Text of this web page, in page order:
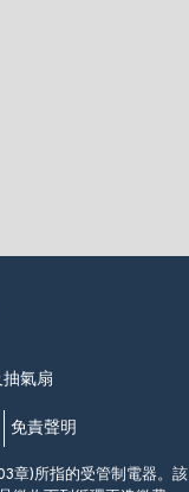
氣扇
免責聲明
章)所指的受管制電器。該